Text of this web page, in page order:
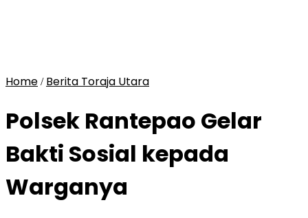
Home / Berita Toraja Utara
Polsek Rantepao Gelar
Bakti Sosial kepada
Warganya